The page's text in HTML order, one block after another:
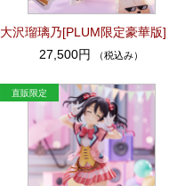
大沢瑠璃乃[PLUM限定豪華版]
27,500円
（税込み）